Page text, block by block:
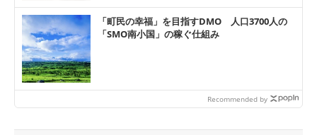
「町民の幸福」を目指すDMO 人口3700人の
「SMO南小国」の稼ぐ仕組み
Recommended by